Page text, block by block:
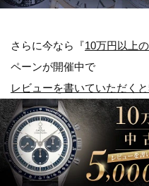
さらに今なら『10万円以上
ペーンが開催中で
レビューを書いていただく